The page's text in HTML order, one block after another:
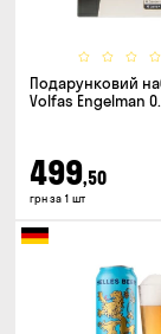
Подарунковий
Volfas Engelman
499,50
грн за 1 шт